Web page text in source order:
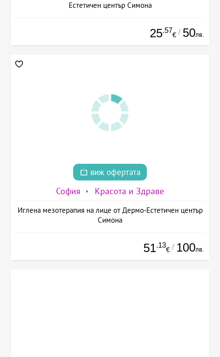
Естетичен център Симона
25.57
€ / 50лв.
виж офертата
София Красота и Здраве
Иглена мезотерапия на лице от Дермо-Естетичен център
Симона
51.13
€ / 100лв.